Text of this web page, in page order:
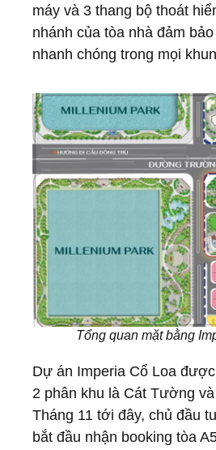
máy và 3 thang bộ thoát
nhánh của tòa nhà đảm
nhanh chóng trong mọi
Tổng quan mặt bằng
Dự án Imperia Cổ Loa
2 phân khu là Cát Tường
Tháng 11 tới đây, chủ đầu
bắt đầu nhận booking tòa